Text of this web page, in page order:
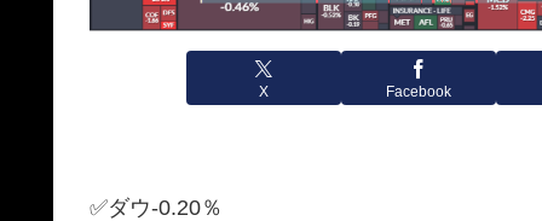
X Facebook
✅ダウ-0.20％